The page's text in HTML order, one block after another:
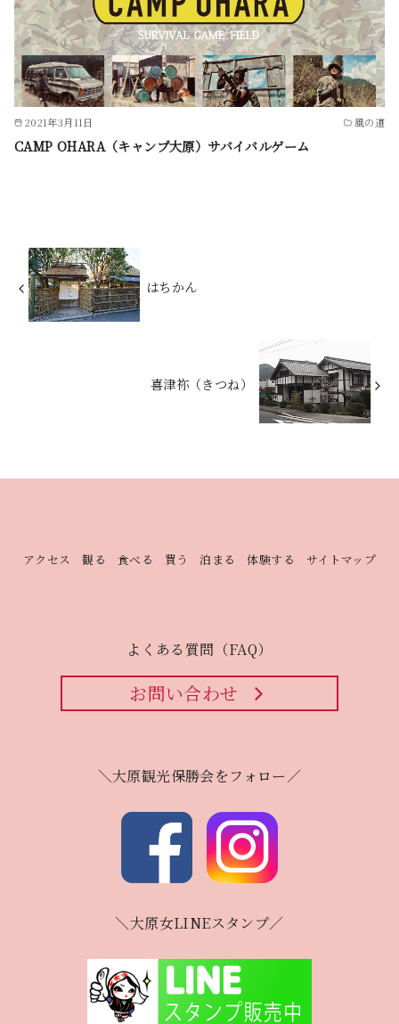
2021年3月11日 風の道
CAMP OHARA（キャンプ大原）サバイバルゲーム
はちかん
喜津祢（きつね）
アクセス 観る 食べる 買う 泊まる 体験する サイトマップ
よくある質問（FAQ）
お問い合わせ
＼大原観光保勝会をフォロー／
＼大原女LINEスタンプ／